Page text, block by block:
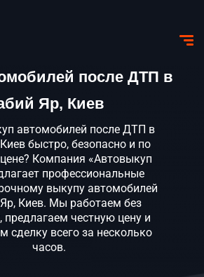
после ДТП в
Яр, Киев
автомобилей после ДТП в
быстро, безопасно и по
Компания «Автовыкуп
профессиональные
выкупу автомобилей
Киев. Мы работаем без
предлагаем честную цену и
сделку всего за несколько
часов.